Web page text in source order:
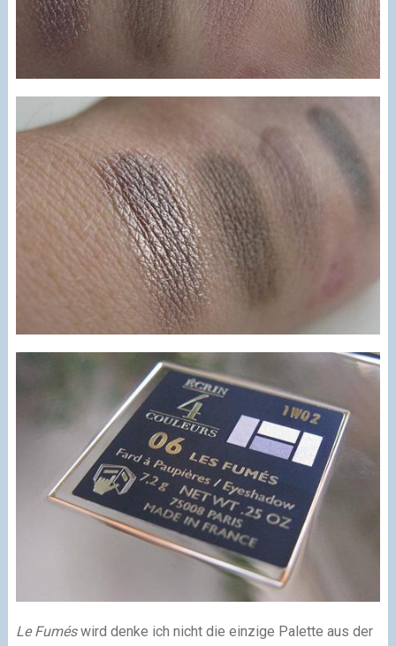
Le Fuméswird denke ich nicht die einzige Palette aus der